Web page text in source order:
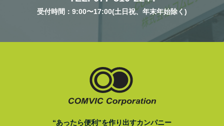
受付時間：9:00〜17:00(土日祝、年末年始除く)
“あったら便利”を作り出すカンパニー